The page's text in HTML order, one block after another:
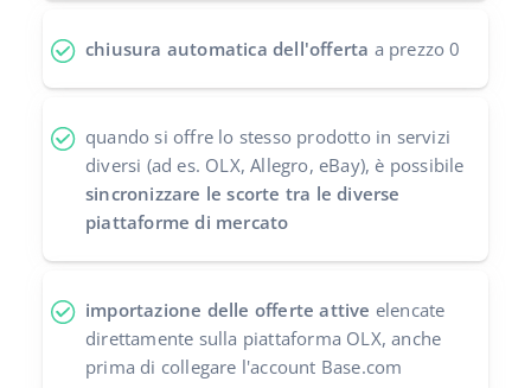
chiusura automatica dell'offerta a prezzo 0
quando si offre lo stesso prodotto in servizi
diversi (ad es. OLX, Allegro, eBay), è possibile
sincronizzare le scorte tra le diverse
piattaforme di mercato
importazione delle offerte attive elencate
direttamente sulla piattaforma OLX, anche
prima di collegare l'account Base.com